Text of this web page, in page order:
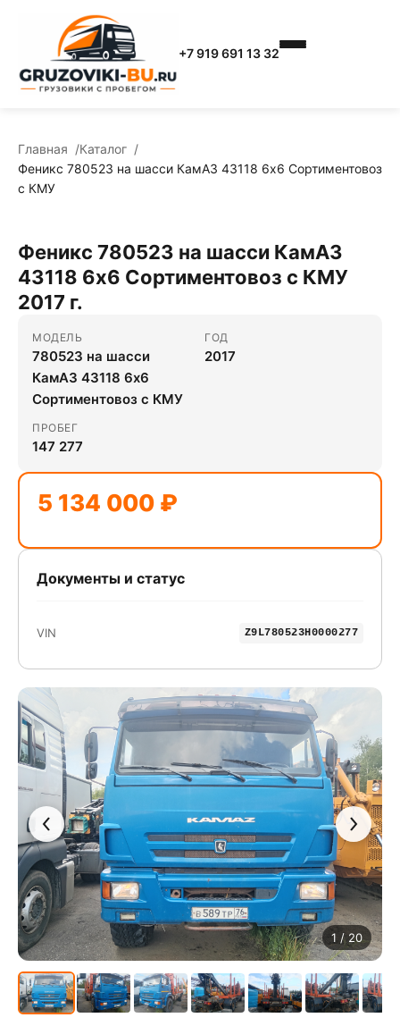
+7 919 691 13 32
Главная
Каталог
Феникс 780523 на шасси КамАЗ 43118 6x6 Сортиментовоз
с КМУ
1 / 20
Феникс 780523 на шасси КамАЗ
43118 6x6 Сортиментовоз с КМУ
2017 г.
МОДЕЛЬ
780523 на шасси
КамАЗ 43118 6x6
Сортиментовоз с КМУ
ГОД
2017
ПРОБЕГ
147 277
5 134 000 ₽
Документы и статус
VIN Z9L780523H0000277